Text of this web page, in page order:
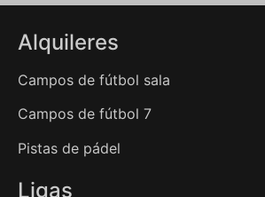
Alquileres
Campos de fútbol sala
Campos de fútbol 7
Pistas de pádel
Ligas